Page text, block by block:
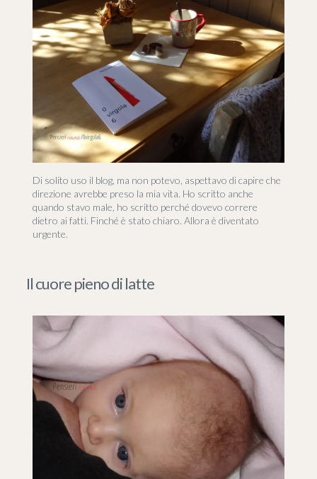
Di solito uso il blog, ma non potevo, aspettavo di capire che
direzione avrebbe preso la mia vita. Ho scritto anche
quando stavo male, ho scritto perché dovevo correre
dietro ai fatti. Finché è stato chiaro. Allora è diventato
urgente.
Il cuore pieno di latte